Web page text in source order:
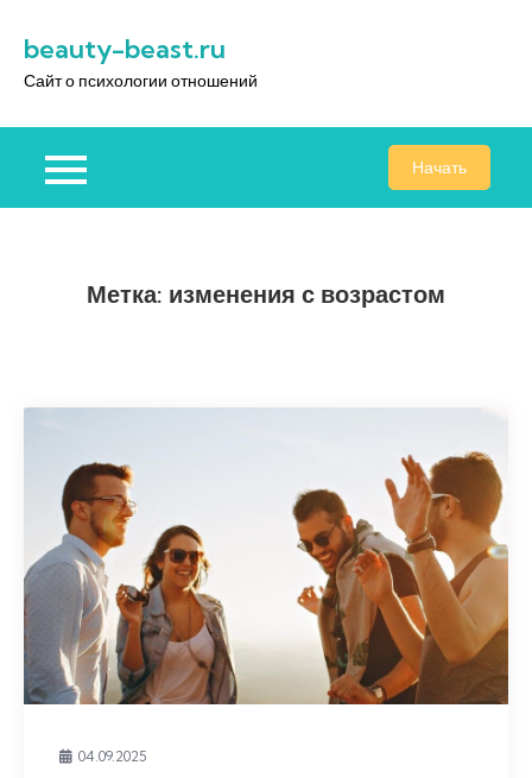
содержимому
beauty-beast.ru
Сайт о психологии отношений
Начать
Метка: изменения с возрастом
04.09.2025